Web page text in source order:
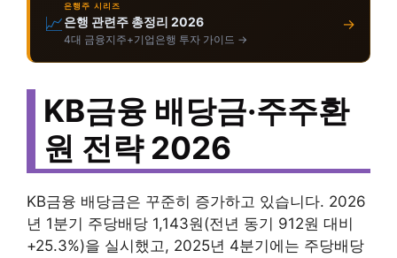
📈
은행주 시리즈
은행 관련주 총정리 2026
4대 금융지주+기업은행 투자 가이드 →
→
KB금융 배당금·주주환
원 전략 2026
KB금융 배당금은 꾸준히 증가하고 있습니다. 2026
년 1분기 주당배당 1,143원(전년 동기 912원 대비
+25.3%)을 실시했고, 2025년 4분기에는 주당배당